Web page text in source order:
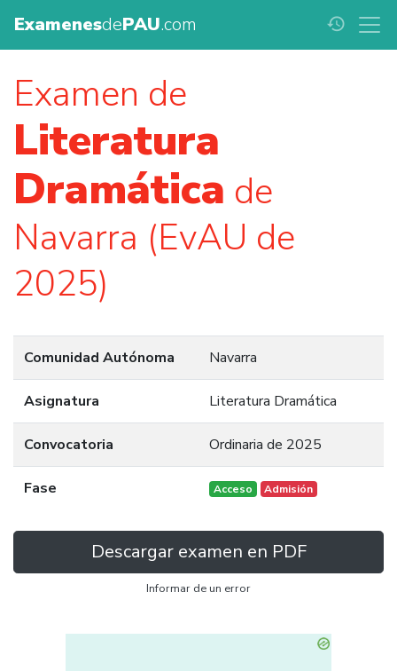
ExamenesdePAU.com history
Examen de
Literatura
Dramática de
Navarra (EvAU de
2025)
Comunidad Autónoma Navarra
Asignatura Literatura Dramática
Convocatoria Ordinaria de 2025
Fase Acceso Admisión
Descargar examen en PDF
Informar de un error